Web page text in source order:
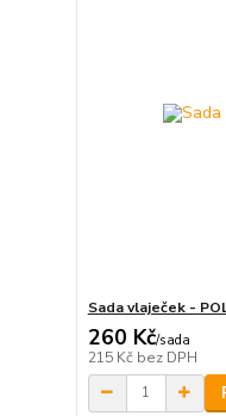
Sada vlaječek -
260 Kč/sada
215 Kč bez DPH